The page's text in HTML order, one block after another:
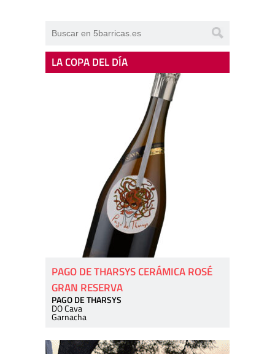
LA COPA DEL DÍA
PAGO DE THARSYS CERÁMICA ROSÉ
GRAN RESERVA
PAGO DE THARSYS
DO Cava
Garnacha